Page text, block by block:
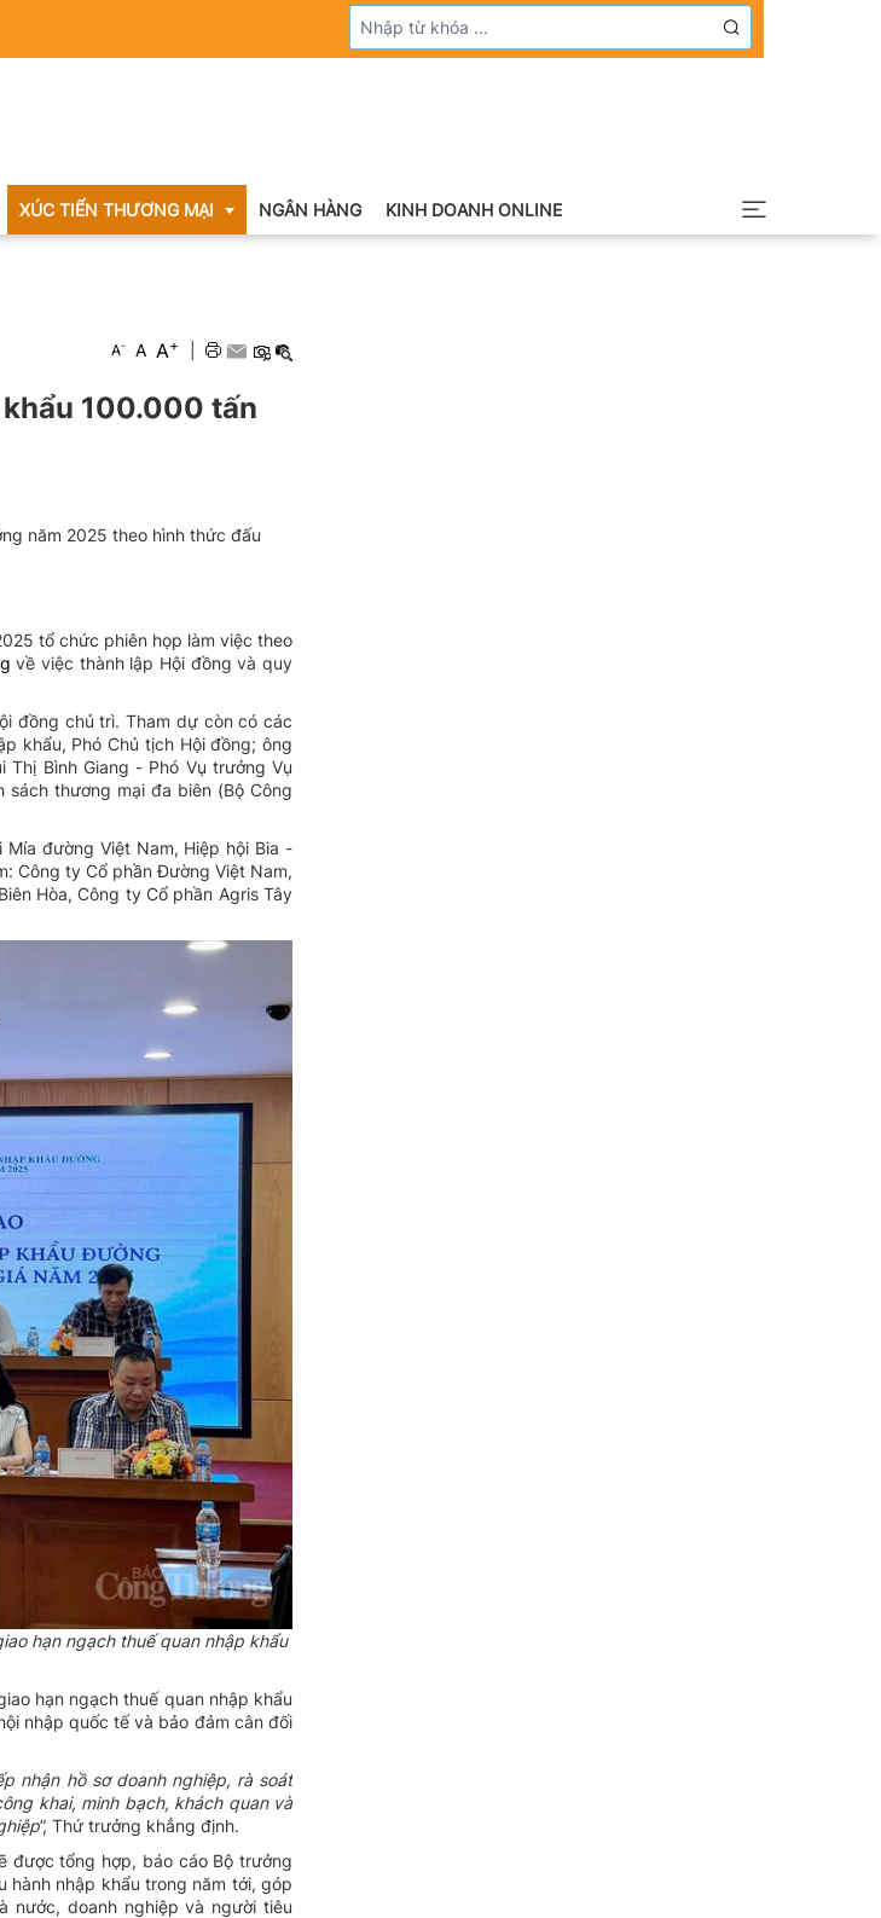
XÚC TIẾN THƯƠNG MẠI
Hội chợ triển lãm
NGÂN HÀNG KINH DOANH ONLINE
A- A A+
100.000 tấn
năm 2025 theo hình thức đấu
tổ chức phiên họp làm việc theo
về việc thành lập Hội đồng và quy
đồng chủ trì. Tham dự còn có các
khẩu, Phó Chủ tịch Hội đồng; ông
Bình Giang - Phó Vụ trưởng Vụ
sách thương mại đa biên (Bộ Công
đường Việt Nam, Hiệp hội Bia -
Công ty Cổ phần Đường Việt Nam,
Hòa, Công ty Cổ phần Agris Tây
hạn ngạch thuế quan nhập khẩu
hạn ngạch thuế quan nhập khẩu
nhập quốc tế và bảo đảm cân đối
nhận hồ sơ doanh nghiệp, rà soát
khai, minh bạch, khách quan và
”, Thứ trưởng khẳng định.
được tổng hợp, báo cáo Bộ trưởng
hành nhập khẩu trong năm tới, góp
nước, doanh nghiệp và người tiêu